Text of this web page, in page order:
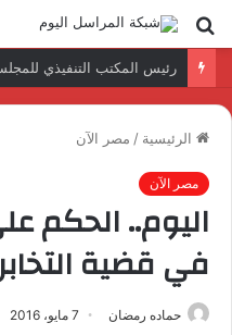
بحث
عن
الرئيسية / مصر الآن
مصر الآن
اليوم.. الحكم
في قضية
حماده رمضان 7 مايو، 2016